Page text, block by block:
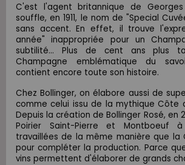
C'est l'agent britannique de
souffle, en 1911, le nom de "Special
sans accent. En effet, il trouve
année" inappropriée pour un
subtilité... Plus de cent ans plus
Champagne emblématique du
contient encore toute son histoire.
Chez Bollinger, on élabore aussi de
comme celui issu de la mythique Côte
Depuis la création de Bollinger Rosé, en
Poirier Saint-Pierre et Montboeuf
travaillées de la même manière que la
pour compléter la production. Parce
vins permettent d'élaborer de grands